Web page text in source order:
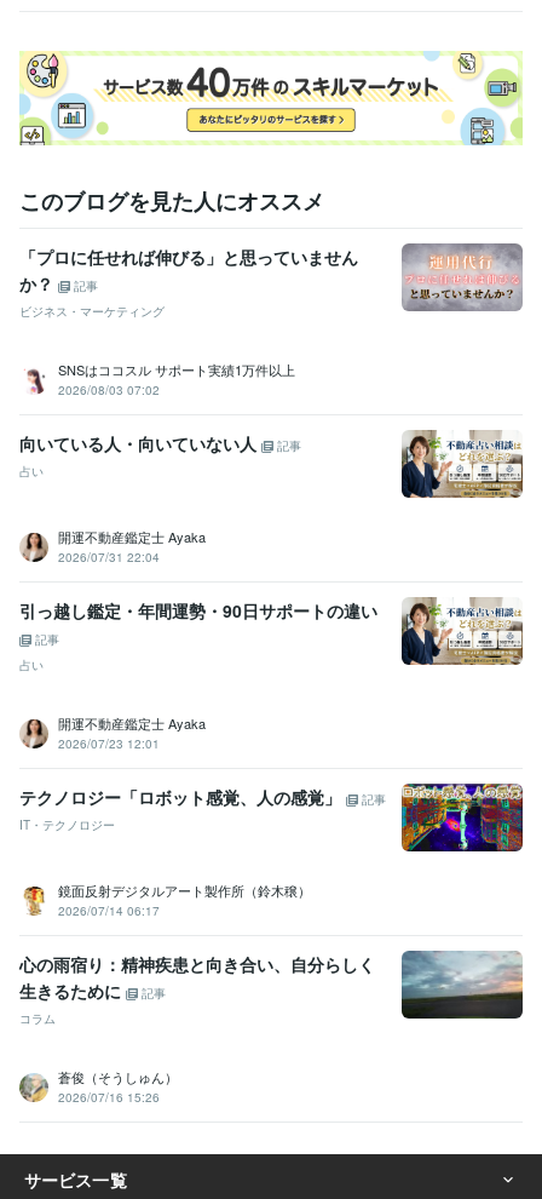
経験職種
デザイナー / Webデザイナー
デザイナー / UI/UXデザイナー 経験年数 : 5年
デザイナー / 企画書・資料デザイナー 経験年数 : 5年
営業 / 法人営業 経験年数 : 5年
職歴
受賞歴
ゼロイチWEBデザイン中級編「ベストオブ選手権」
ココナラ 販売実
資格・検定
アロマテラピー検定1級 取得年 : 2020年
PowerPoint:1年
Adobe XD:1年
得意分野
Web制作・HP作成・EC構築 STUDIOによるWEBサイト制作 Word
ペライチによるWEBサイト制作
Wix
ココナラサムネイルの作成 Figm
aデータをSTUDIOで実装
STUDIO
WordPress ペライチ
悩み相談・カウンセリング
学歴
明治学院大学
このブログを見た人にオススメ
「プロに任せれば伸びる」と思っていません
か？
記事
ビジネス・マーケティング
SNSはココスル サポート実績1万件以上
2026/08/03 07:02
向いている人・向いていない人
記事
占い
開運不動産鑑定士 Ayaka
2026/07/31 22:04
引っ越し鑑定・年間運勢・90日サポートの違い
記事
占い
開運不動産鑑定士 Ayaka
2026/07/23 12:01
テクノロジー「ロボット感覚、人の感覚」
記事
IT・テクノロジー
鏡面反射デジタルアート製作所（鈴木穣）
2026/07/14 06:17
心の雨宿り：精神疾患と向き合い、自分らしく
生きるために
記事
コラム
蒼俊（そうしゅん）
2026/07/16 15:26